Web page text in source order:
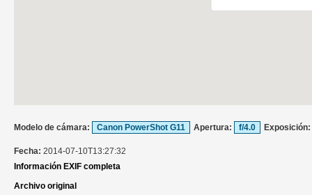
Modelo de cámara: Canon PowerShot G11 Apertura: f/4.0 Exposición:
Fecha: 2014-07-10T13:27:32
Información EXIF completa
Archivo original